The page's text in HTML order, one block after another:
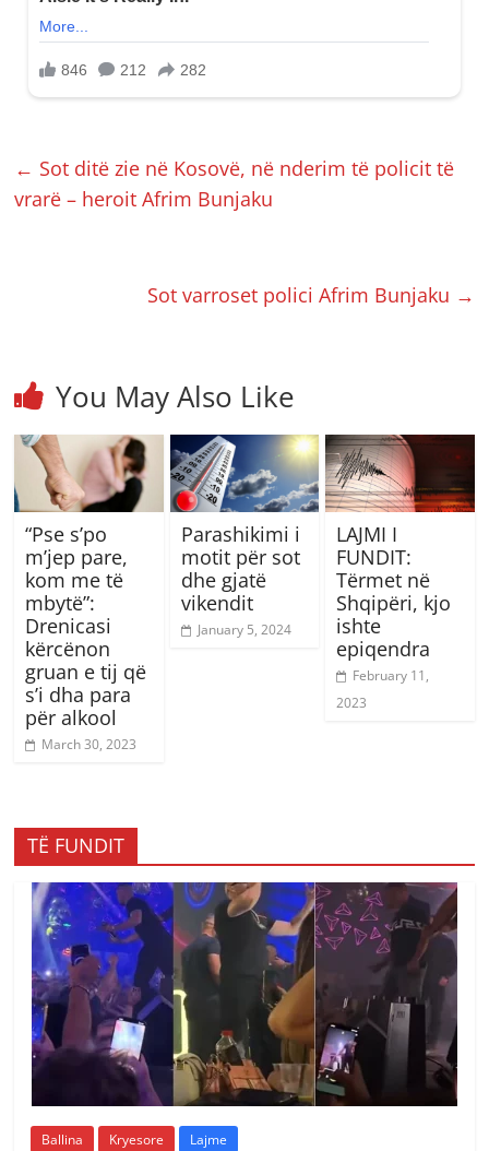
← Sot ditë zie në Kosovë, në nderim të policit të
vrarë – heroit Afrim Bunjaku
Sot varroset polici Afrim Bunjaku →
You May Also Like
“Pse s’po
m’jep pare,
kom me të
mbytë”:
Drenicasi
kërcënon
gruan e tij që
s’i dha para
për alkool
March 30, 2023
Parashikimi i
motit për sot
dhe gjatë
vikendit
January 5, 2024
LAJMI I
FUNDIT:
Tërmet në
Shqipëri, kjo
ishte
epiqendra
February 11,
2023
TË FUNDIT
Ballina Kryesore Lajme